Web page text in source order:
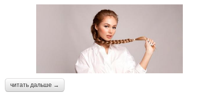
читать дальше →